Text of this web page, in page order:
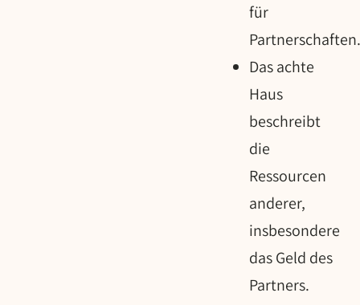
für
Das achte
Haus
beschreibt
die
Ressourcen
anderer,
insbesondere
das Geld des
Partners.